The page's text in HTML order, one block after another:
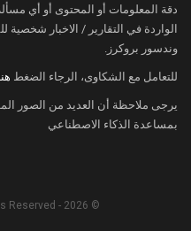
دقة المعلومات أو المحتوى أو أي
الواردة في التقارير / الاخبار
وندسور بروكرز.
للتعامل مع الشكاوى، الرجاء الضغط
يرجى ملاحظة أن العديد من الصور
بمساعدة الذكاء الاصطناعي
© 2026 - Windsor Blog. All Rights Reserved.